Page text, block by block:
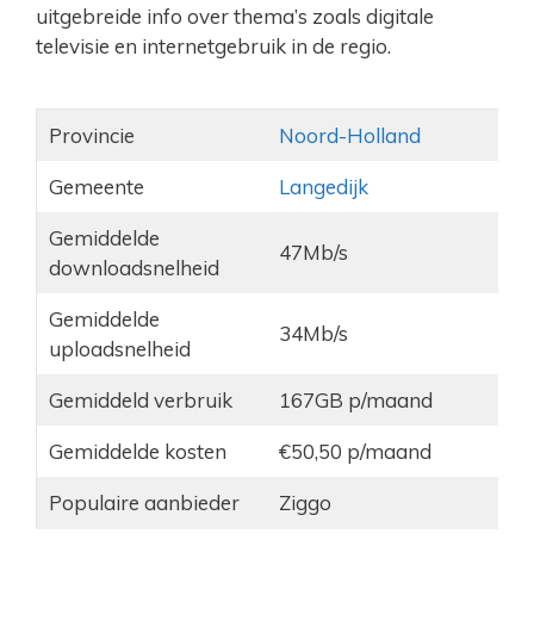
uitgebreide info over thema’s zoals digitale
televisie en internetgebruik in de regio.
Provincie Noord-Holland
Gemeente Langedijk
Gemiddelde
downloadsnelheid
47Mb/s
Gemiddelde
uploadsnelheid
34Mb/s
Gemiddeld verbruik 167GB p/maand
Gemiddelde kosten €50,50 p/maand
Populaire aanbieder Ziggo